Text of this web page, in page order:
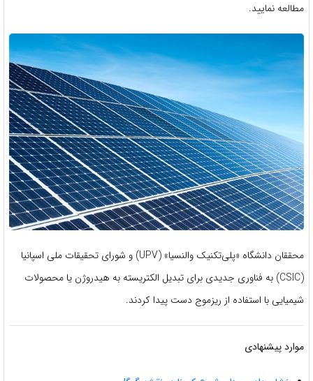
مطالعه نمایید.
محققان دانشگاه «پلی‌تکنیک والنسیا» (UPV) و شورای تحقیقات ملی اسپانیا
(CSIC) به فناوری جدیدی برای تبدیل الکتریسته به هیدروژن یا محصولات
شیمیایی با استفاده از ریزموج دست پیدا کردند.
موارد پیشنهادی